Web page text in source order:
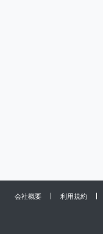
会社概要 利用規約